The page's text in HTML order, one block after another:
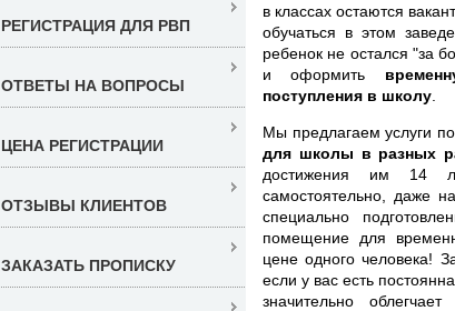
в классах остаются
обучаться в этом
ребенок не остался "за
и оформить
поступления в школу
Мы предлагаем услуги по
для школы в разных
достижения им 14
самостоятельно, даже
специально
помещение для
цене одного человека!
если у вас есть
значительно
РЕГИСТРАЦИЯ ДЛЯ РВП
ОТВЕТЫ НА ВОПРОСЫ
ЦЕНА РЕГИСТРАЦИИ
ОТЗЫВЫ КЛИЕНТОВ
ЗАКАЗАТЬ ПРОПИСКУ